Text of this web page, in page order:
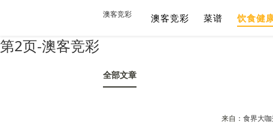
第2页-澳客竞彩
澳客竞彩 澳客竞彩 菜谱 饮食健
全部文章
来自： 食界大